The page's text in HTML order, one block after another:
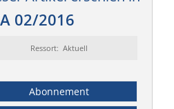
02/2016
Ressort: Aktuell
Abonnement